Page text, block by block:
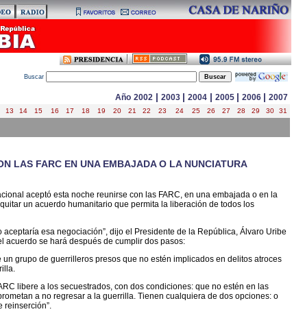
Buscar
Año 2002 | 2003 | 2004 | 2005 | 2006 | 2007
13 14 15 16 17 18 19 20 21 22 23 24 25 26 27 28 29 30 31
LAS FARC EN UNA EMBAJADA O LA NUNCIATURA
aceptó esta noche reunirse con las FARC, en una embajada o en la
un acuerdo humanitario que permita la liberación de todos los
esa negociación”, dijo el Presidente de la República, Álvaro Uribe
acuerdo se hará después de cumplir dos pasos:
grupo de guerrilleros presos que no estén implicados en delitos atroces
libere a los secuestrados, con dos condiciones: que no estén en las
a no regresar a la guerrilla. Tienen cualquiera de dos opciones: o
reinserción”.